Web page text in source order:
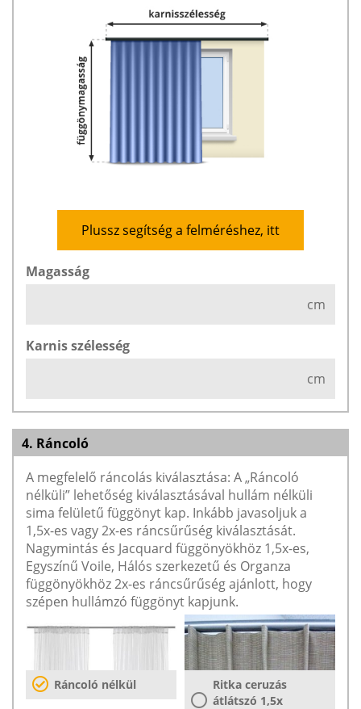
Plussz segítség a felméréshez, itt
Magasság
cm
Karnis szélesség
cm
4. Ráncoló
A megfelelő ráncolás kiválasztása: A „Ráncoló
nélküli” lehetőség kiválasztásával hullám nélküli
sima felületű függönyt kap. Inkább javasoljuk a
1,5x-es vagy 2x-es ráncsűrűség kiválasztását.
Nagymintás és Jacquard függönyökhöz 1,5x-es,
Egyszínű Voile, Hálós szerkezetű és Organza
függönyökhöz 2x-es ráncsűrűség ajánlott, hogy
szépen hullámzó függönyt kapjunk.
Ráncoló nélkül
Ritka ceruzás
átlátszó 1,5x